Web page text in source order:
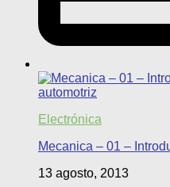
Electrónica
Mecanica – 01 –
13 agosto, 2013